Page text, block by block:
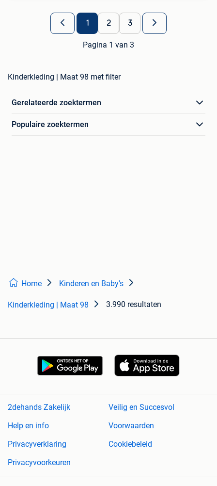
1 2 3
Pagina 1 van 3
Kinderkleding | Maat 98 met filter
Gerelateerde zoektermen
Populaire zoektermen
Home Kinderen en Baby's
Kinderkleding | Maat 98 3.990 resultaten
2dehands Zakelijk
Veilig en Succesvol
Help en info
Voorwaarden
Privacyverklaring
Cookiebeleid
Privacyvoorkeuren